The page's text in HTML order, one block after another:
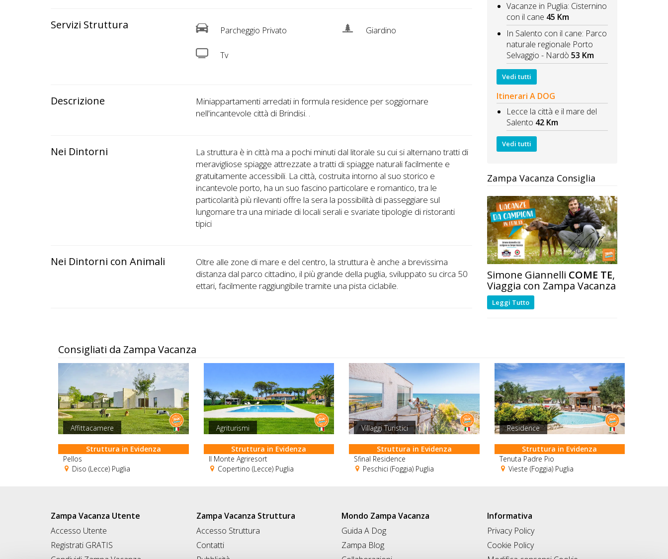
Servizi Struttura Parcheggio Privato Giardino
Tv
Descrizione
Miniappartamenti arredati in formula residence per soggiornare
nell'incantevole città di Brindisi. .
Nei Dintorni
La struttura è in città ma a pochi minuti dal litorale su cui si alternano tratti di
meravigliose spiagge attrezzate a tratti di spiagge naturali facilmente e
gratuitamente accessibili. La città, costruita intorno al suo storico e
incantevole porto, ha un suo fascino particolare e romantico, tra le
particolarità più rilevanti offre la sera la possibilità di passeggiare sul
lungomare tra una miriade di locali serali e svariate tipologie di ristoranti
tipici
Nei Dintorni con Animali
Oltre alle zone di mare e del centro, la struttura è anche a brevissima
distanza dal parco cittadino, il più grande della puglia, sviluppato su circa 50
ettari, facilmente raggiungibile tramite una pista ciclabile.
Vacanze in Puglia: Cisternino
con il cane 45 Km
In Salento con il cane: Parco
naturale regionale Porto
Selvaggio - Nardò 53 Km
Vedi tutti
Itinerari A DOG
Lecce la città e il mare del
Salento 42 Km
Vedi tutti
Zampa Vacanza Consiglia
Simone Giannelli COME TE,
Viaggia con Zampa Vacanza
Leggi Tutto
Consigliati da Zampa Vacanza
Affittacamere
Struttura in Evidenza
Pellos
Diso (Lecce) Puglia
Agriturismi
Struttura in Evidenza
Il Monte Agriresort
Copertino (Lecce) Puglia
Villaggi Turistici
Struttura in Evidenza
Sfinal Residence
Peschici (Foggia) Puglia
Residence
Struttura in Evidenza
Tenuta Padre Pio
Vieste (Foggia) Puglia
Zampa Vacanza Utente
Accesso Utente
Registrati GRATIS
Zampa Vacanza Struttura
Accesso Struttura
Contatti
Mondo Zampa Vacanza
Guida A Dog
Zampa Blog
Informativa
Privacy Policy
Cookie Policy